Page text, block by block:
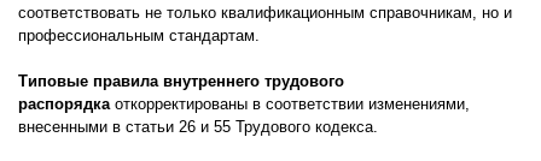
соответствовать не только квалификационным справочникам, но и
профессиональным стандартам.
Типовые правила внутреннего трудового
распорядка откорректированы в соответствии изменениями,
внесенными в статьи 26 и 55 Трудового кодекса.